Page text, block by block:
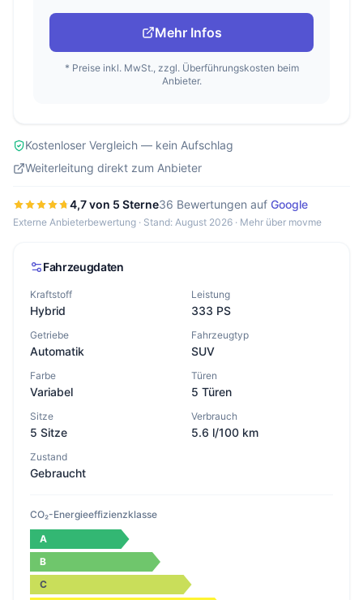
Mehr Infos
* Preise inkl. MwSt., zzgl. Überführungskosten beim
Anbieter.
Kostenloser Vergleich — kein Aufschlag
Weiterleitung direkt zum Anbieter
4,7 von 5 Sterne36 Bewertungen auf Google
Externe Anbieterbewertung · Stand: August 2026 · Mehr über movme
Fahrzeugdaten
Kraftstoff
Hybrid
Leistung
333 PS
Getriebe
Automatik
Fahrzeugtyp
SUV
Farbe
Variabel
Türen
5 Türen
Sitze
5 Sitze
Verbrauch
5.6 l/100 km
Zustand
Gebraucht
CO₂-Energieeffizienzklasse
A
B
C